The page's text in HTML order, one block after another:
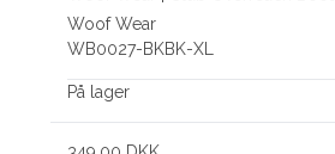
Woof Wear
WB0027-BKBK-XL
På lager